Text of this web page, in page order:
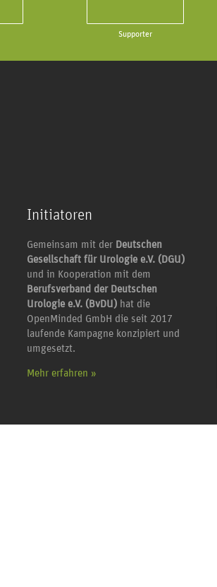
Supporter
Initiatoren
Gemeinsam mit der Deutschen
Gesellschaft für Urologie e.V. (DGU)
und in Kooperation mit dem
Berufsverband der Deutschen
Urologie e.V. (BvDU)hat die
OpenMinded GmbH die seit 2017
laufende Kampagne konzipiert und
umgesetzt.
Mehr erfahren »